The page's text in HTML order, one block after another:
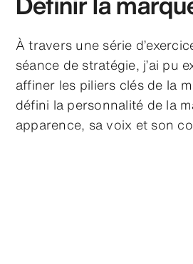
Définir la
À travers une série
séance de stratégie, j’ai pu
affiner les piliers clés de la
défini la personnalité de la
apparence, sa voix et son